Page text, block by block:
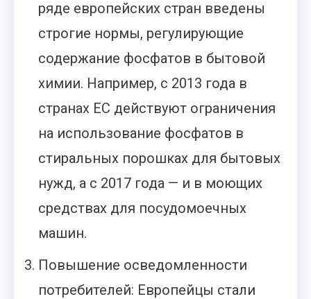
ряде европейских стран введены
строгие нормы, регулирующие
содержание фосфатов в бытовой
химии. Например, с 2013 года в
странах ЕС действуют ограничения
на использование фосфатов в
стиральных порошках для бытовых
нужд, а с 2017 года — и в моющих
средствах для посудомоечных
машин.
Повышение осведомленности
потребителей: Европейцы стали